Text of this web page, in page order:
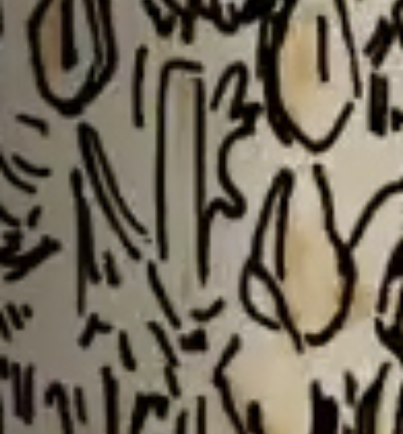
Presse / Pro
EN DE
Emplois
Soumissions
Archives
Publications